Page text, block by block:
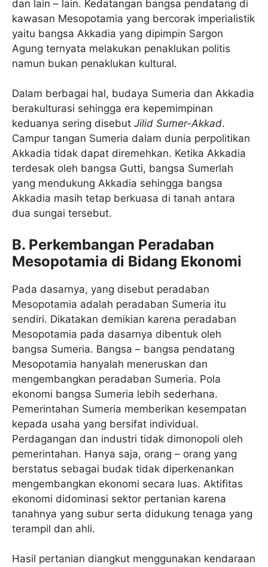
dan lain – lain. Kedatangan bangsa pendatang di
kawasan Mesopotamia yang bercorak imperialistik
yaitu bangsa Akkadia yang dipimpin Sargon
Agung ternyata melakukan penaklukan politis
namun bukan penaklukan kultural.
Dalam berbagai hal, budaya Sumeria dan Akkadia
berakulturasi sehingga era kepemimpinan
keduanya sering disebut Jilid Sumer-Akkad.
Campur tangan Sumeria dalam dunia perpolitikan
Akkadia tidak dapat diremehkan. Ketika Akkadia
terdesak oleh bangsa Gutti, bangsa Sumerlah
yang mendukung Akkadia sehingga bangsa
Akkadia masih tetap berkuasa di tanah antara
dua sungai tersebut.
B. Perkembangan Peradaban
Mesopotamia di Bidang Ekonomi
Pada dasarnya, yang disebut peradaban
Mesopotamia adalah peradaban Sumeria itu
sendiri. Dikatakan demikian karena peradaban
Mesopotamia pada dasarnya dibentuk oleh
bangsa Sumeria. Bangsa – bangsa pendatang
Mesopotamia hanyalah meneruskan dan
mengembangkan peradaban Sumeria. Pola
ekonomi bangsa Sumeria lebih sederhana.
Pemerintahan Sumeria memberikan kesempatan
kepada usaha yang bersifat individual.
Perdagangan dan industri tidak dimonopoli oleh
pemerintahan. Hanya saja, orang – orang yang
berstatus sebagai budak tidak diperkenankan
mengembangkan ekonomi secara luas. Aktifitas
ekonomi didominasi sektor pertanian karena
tanahnya yang subur serta didukung tenaga yang
terampil dan ahli.
Hasil pertanian diangkut menggunakan kendaraan